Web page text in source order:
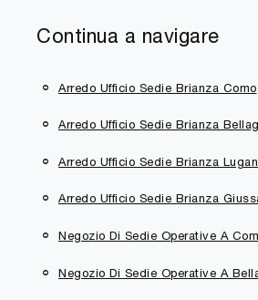
Continua a navigare
Arredo Ufficio Sedie Brianza Como
Arredo Ufficio Sedie Brianza
Arredo Ufficio Sedie Brianza
Arredo Ufficio Sedie Brianza
Negozio Di Sedie Operative A
Negozio Di Sedie Operative A